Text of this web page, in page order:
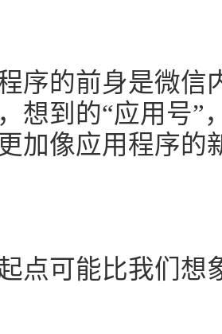
序的前身是微信
想到的“应用号”
加像应用程序的
点可能比我们想